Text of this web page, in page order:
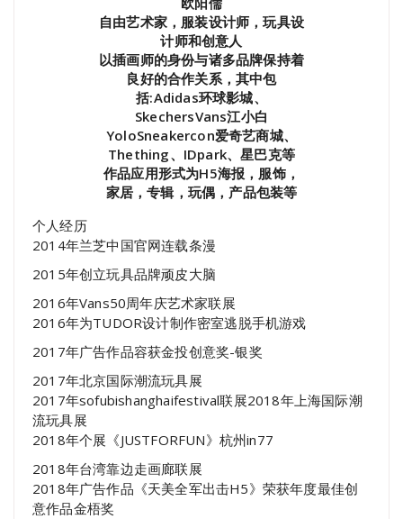
自由艺术家，服装设计师，玩具设
计师和创意人
以插画师的身份与诸多品牌保持着
良好的合作关系，其中包
括:Adidas环球影城、
SkechersVans江小白
YoloSneakercon爱奇艺商城、
Thething、IDpark、星巴克等
作品应用形式为H5海报，服饰，
家居，专辑，玩偶，产品包装等
个人经历
2014年兰芝中国官网连载条漫
2015年创立玩具品牌顽皮大脑
2016年Vans50周年庆艺术家联展
2016年为TUDOR设计制作密室逃脱手机游戏
2017年广告作品容获金投创意奖-银奖
2017年北京国际潮流玩具展
2017年sofubishanghaifestival联展2018年上海国际潮
流玩具展
2018年个展《JUSTFORFUN》杭州in77
2018年台湾靠边走画廊联展
2018年广告作品《天美全军出击H5》荣获年度最佳创
意作品金梧奖